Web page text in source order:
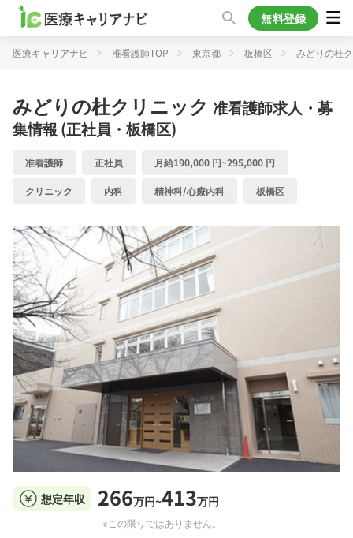
無料登録
医療キャリアナビ 准看護師TOP 東京都 板橋区 みどりの杜
みどりの杜クリニック 准看護師求人・募
集情報 (正社員・板橋区)
准看護師 正社員 月給190,000 円~295,000 円
クリニック 内科 精神科/心療内科 板橋区
想定年収 266万円~413万円
※この限りではありません。